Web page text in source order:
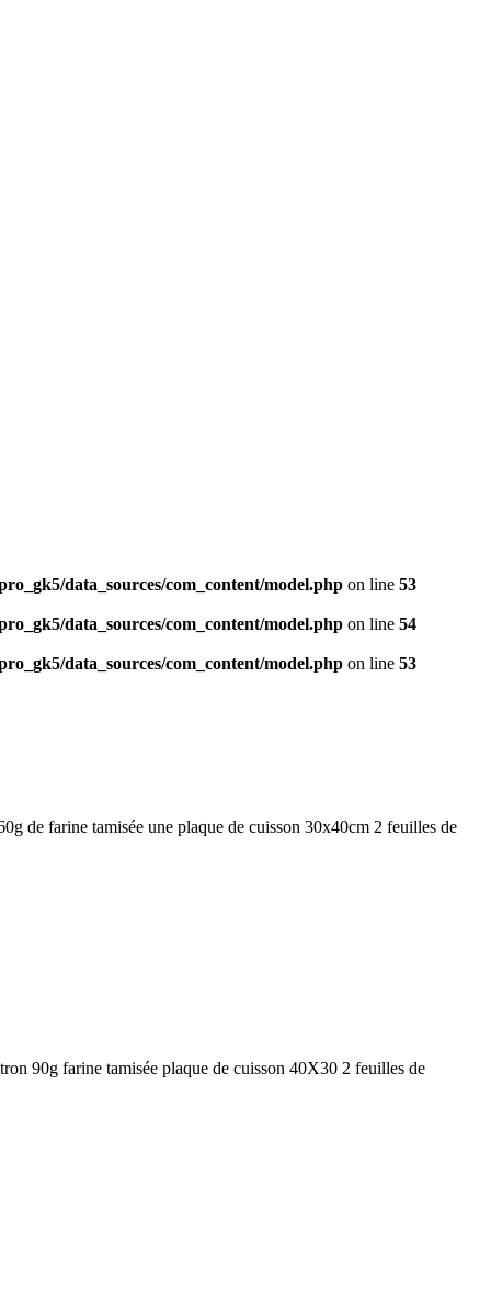
data_sources/com_content/model.php on line 53
data_sources/com_content/model.php on line 54
data_sources/com_content/model.php on line 53
de farine tamisée une plaque de cuisson 30x40cm 2 feuilles de
90g farine tamisée plaque de cuisson 40X30 2 feuilles de